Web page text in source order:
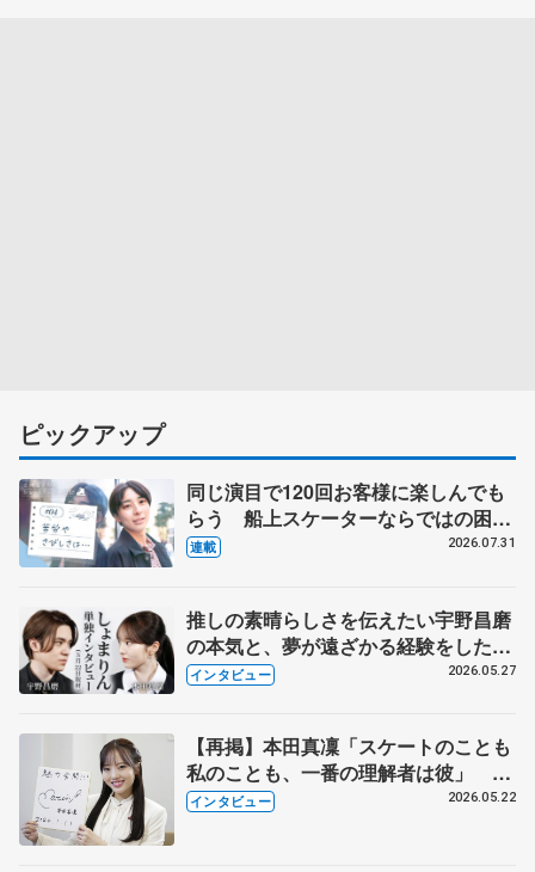
ピックアップ
同じ演目で120回お客様に楽しんでも
らう 船上スケーターならではの困難
とは 影響あったPIW前キャプテン松
連載 2026.07.31
推しの素晴らしさを伝えたい宇野昌磨
の本気と、夢が遠ざかる経験をした本
田真凜の覚悟
インタビュー 2026.05.27
【再掲】本田真凜「スケートのことも
私のことも、一番の理解者は彼」 引
退時の単独インタビューで語った競技
インタビュー 2026.05.22